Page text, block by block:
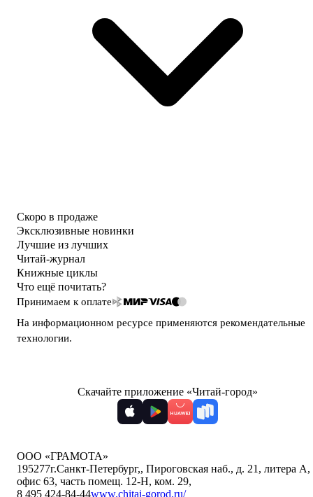
Скоро в продаже
Эксклюзивные новинки
Лучшие из лучших
Читай-журнал
Книжные циклы
Что ещё почитать?
Принимаем к оплате
На информационном ресурсе применяются рекомендательные
технологии.
Скачайте приложение «Читай-город»
ООО «ГРАМОТА»
195277г.Санкт-Петербург,, Пироговская наб., д. 21, литера А,
офис 63, часть помещ. 12-Н, ком. 29,
8 495 424-84-44www.chitai-gorod.ru/